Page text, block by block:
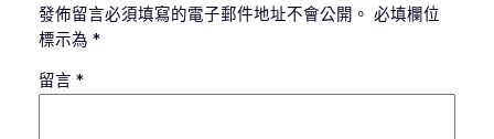
發佈留言必須填寫的電子郵件地址不會公開。 必填欄位
標示為 *
留言 *